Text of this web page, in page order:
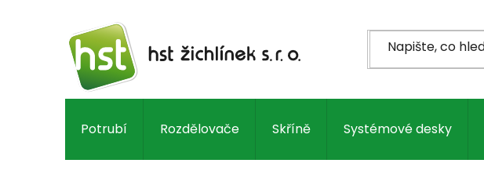
Potrubí Rozdělovače Skříně Systémové desky